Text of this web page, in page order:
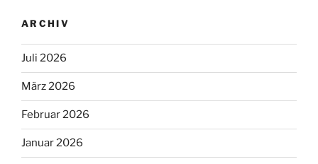
ARCHIV
Juli 2026
März 2026
Februar 2026
Januar 2026